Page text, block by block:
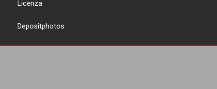
Licenza
Depositphotos